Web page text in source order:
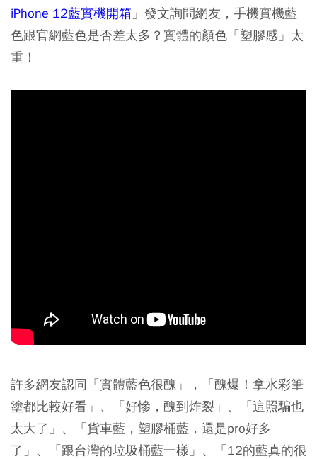
iPhone 12藍實機開箱 」發文詢問網友，手機實機藍
色跟官網藍色是否差太多？實體的顏色「塑膠感」太
重！
許多網友認同「實體藍色很醜」，「醜爆！拿水彩筆
塗都比較好看」、「好慘，醜到炸裂」、「這照騙也
太大了」、「貨車藍，塑膠桶藍，還是pro好多
了」、「跟台灣的垃圾桶藍一樣」、「12的藍真的很